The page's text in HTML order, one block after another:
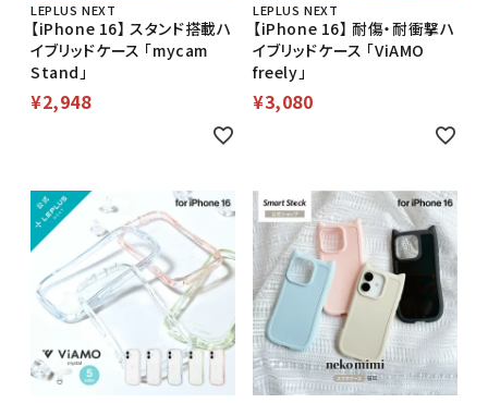
LEPLUS NEXT
【iPhone 16】 スタンド搭載ハ
イブリッドケース 「mycam
Stand」
¥2,948
LEPLUS NEXT
【iPhone 16】 耐傷・耐衝撃ハ
イブリッドケース 「ViAMO
freely」
¥3,080